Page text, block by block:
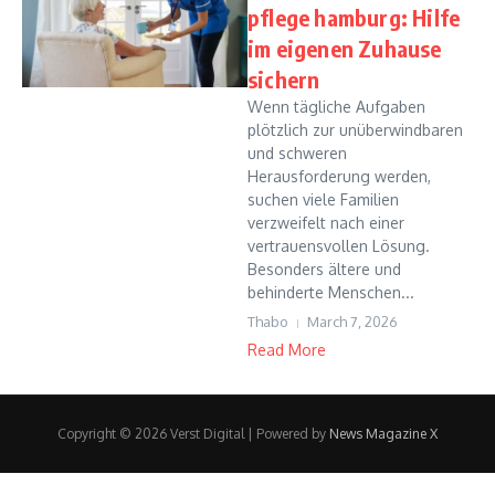
pflege hamburg: Hilfe
im eigenen Zuhause
sichern
Wenn tägliche Aufgaben
plötzlich zur unüberwindbaren
und schweren
Herausforderung werden,
suchen viele Familien
verzweifelt nach einer
vertrauensvollen Lösung.
Besonders ältere und
behinderte Menschen...
Thabo March 7, 2026
Read More
Copyright © 2026 Verst Digital | Powered by News Magazine X